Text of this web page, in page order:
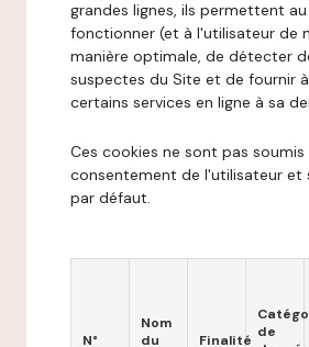
grandes lignes, ils permettent
fonctionner (et à l'utilisateur de
manière optimale, de détecter
suspectes du Site et de fournir
certains services en ligne à sa
Ces cookies ne sont pas soumis
consentement de l'utilisateur et
par défaut.
N°
Nom
du
Finalité de